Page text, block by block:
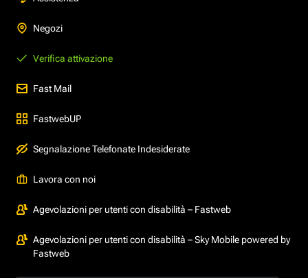
Negozi
Verifica attivazione
Fast Mail
FastwebUP
Segnalazione Telefonate Indesiderate
Lavora con noi
Agevolazioni per utenti con disabilità – Fastweb
Agevolazioni per utenti con disabilità – Sky Mobile powered by
Fastweb